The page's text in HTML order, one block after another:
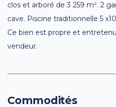
clos et arboré de 3 259 m². 2
cave. Piscine traditionnelle 5
Ce bien est propre et
vendeur.
Commodités